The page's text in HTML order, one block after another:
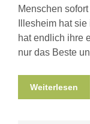
Menschen
Illesheim hat
hat endlich ihre
nur das Beste
Weiterlesen